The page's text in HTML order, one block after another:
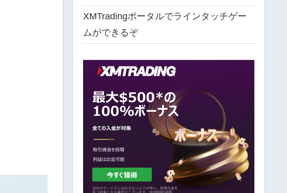
XMTradingポータルでラインタッチゲー
ムができるぞ